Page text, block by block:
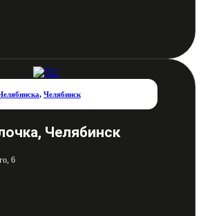
, Челябинск
Челябинск
6